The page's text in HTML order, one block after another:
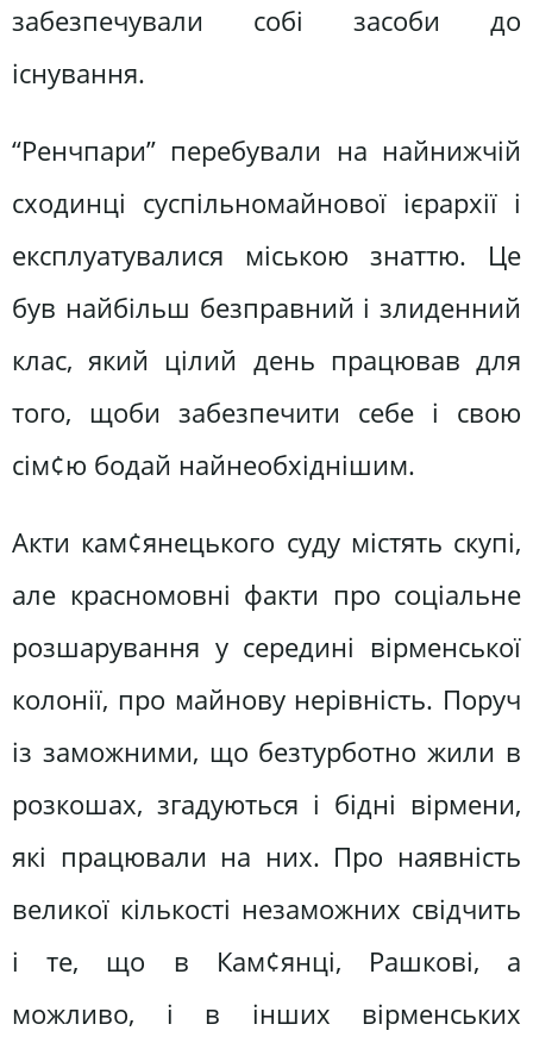
забезпечували собі засоби до
існування.
“Ренчпари” перебували на найнижчій
сходинці суспільномайнової ієрархії і
експлуатувалися міською знаттю. Це
був найбільш безправний і злиденний
клас, який цілий день працював для
того, щоби забезпечити себе і свою
сім¢ю бодай найнеобхіднішим.
Акти кам¢янецького суду містять скупі,
але красномовні факти про соціальне
розшарування у середині вірменської
колонії, про майнову нерівність. Поруч
із заможними, що безтурботно жили в
розкошах, згадуються і бідні вірмени,
які працювали на них. Про наявність
великої кількості незаможних свідчить
і те, що в Кам¢янці, Рашкові, а
можливо, і в інших вірменських